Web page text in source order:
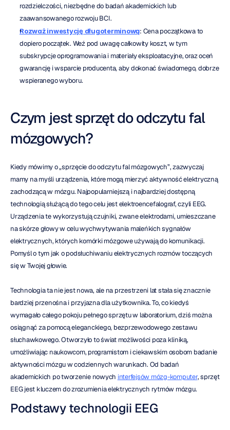
rozdzielczości, niezbędne do badań akademickich lub
zaawansowanego rozwoju BCI.
Rozważ inwestycję długoterminową: Cena początkowa to
dopiero początek. Weź pod uwagę całkowity koszt, w tym
subskrypcje oprogramowania i materiały eksploatacyjne, oraz oceń
gwarancję i wsparcie producenta, aby dokonać świadomego, dobrze
wspieranego wyboru.
Czym jest sprzęt do odczytu fal
mózgowych?
Kiedy mówimy o „sprzęcie do odczytu fal mózgowych”, zazwyczaj
mamy na myśli urządzenia, które mogą mierzyć aktywność elektryczną
zachodzącą w mózgu. Najpopularniejszą i najbardziej dostępną
technologią służącą do tego celu jest elektroencefalograf, czyli EEG.
Urządzenia te wykorzystują czujniki, zwane elektrodami, umieszczane
na skórze głowy w celu wychwytywania maleńkich sygnałów
elektrycznych, których komórki mózgowe używają do komunikacji.
Pomyśl o tym jak o podsłuchiwaniu elektrycznych rozmów toczących
się w Twojej głowie.
Technologia ta nie jest nowa, ale na przestrzeni lat stała się znacznie
bardziej przenośna i przyjazna dla użytkownika. To, co kiedyś
wymagało całego pokoju pełnego sprzętu w laboratorium, dziś można
osiągnąć za pomocą eleganckiego, bezprzewodowego zestawu
słuchawkowego. Otworzyło to świat możliwości poza kliniką,
umożliwiając naukowcom, programistom i ciekawskim osobom badanie
aktywności mózgu w codziennych warunkach. Od badań
akademickich po tworzenie nowych interfejsów mózg-komputer, sprzęt
EEG jest kluczem do zrozumienia elektrycznych rytmów mózgu.
Podstawy technologii EEG